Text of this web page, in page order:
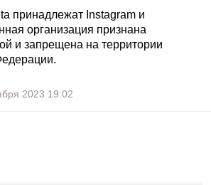
принадлежат Instagram и
организация признана
и запрещена на территории
2023 19:02